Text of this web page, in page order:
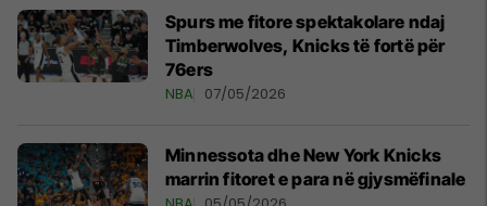
Spurs me fitore spektakolare ndaj
Timberwolves, Knicks të fortë për
76ers
NBA 07/05/2026
Minnessota dhe New York Knicks
marrin fitoret e para në gjysmëfinale